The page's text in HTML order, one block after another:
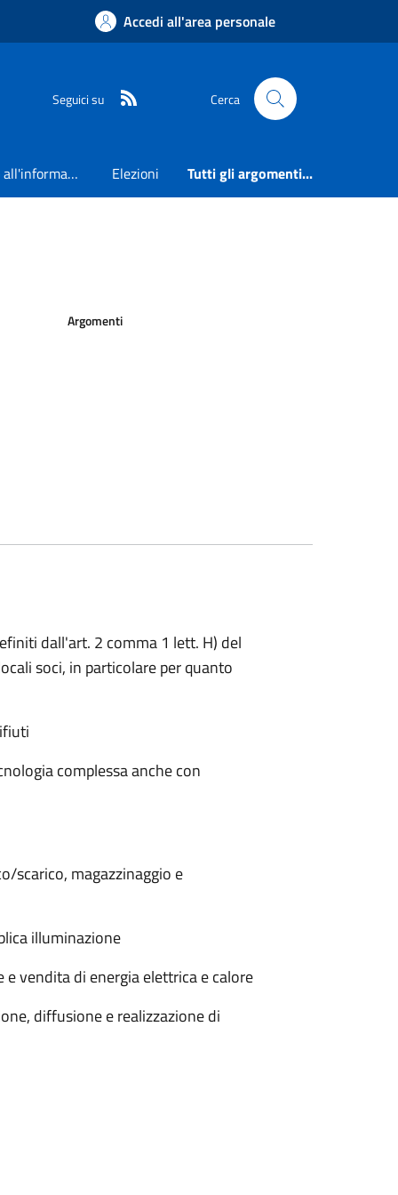
Accedi all'area personale
Seguici su Cerca
Accesso all'informazione Elezioni Tutti gli argomenti...
Argomenti
dall'art. 2 comma 1 lett. H) del
soci, in particolare per quanto
complessa anche con
scarico, magazzinaggio e
illuminazione
vendita di energia elettrica e calore
diffusione e realizzazione di